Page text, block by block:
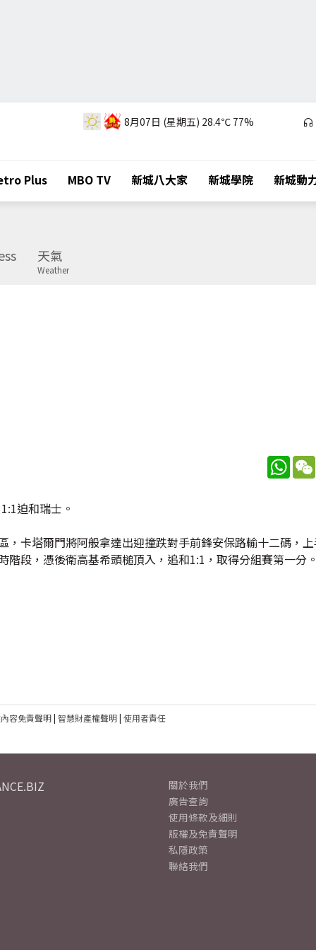
8月07日 (星期五) 28.4℃ 77%
Plus MBO TV 新城八大家 新城學院 新城動
天氣
Weather
迫和瑞士。
卡塔爾門將阿般拿達出迎撞跌對手前鋒安保路輸十二碼，
段，憑後衛高基希頭槌頂入，追和1:1，取得分組賽第一分
容免責聲明| 智慧財產權聲明| 使用者責任
關於我們
廣告查詢
使用條款及細則
版權及免責聲明
私隱政策
聯絡我們